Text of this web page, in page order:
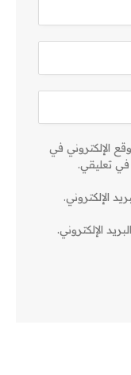
الإلكتروني في
في تعليقي.
الإلكتروني.
الإلكتروني.